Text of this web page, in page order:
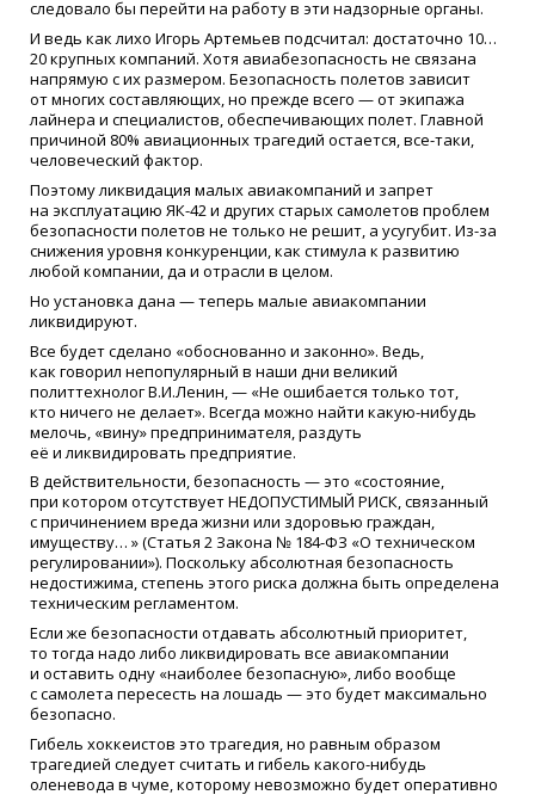
следовало бы перейти на работу в эти надзорные органы.
И ведь как лихо Игорь Артемьев подсчитал: достаточно 10…
20 крупных компаний. Хотя авиабезопасность не связана
напрямую с их размером. Безопасность полетов зависит
от многих составляющих, но прежде всего — от экипажа
лайнера и специалистов, обеспечивающих полет. Главной
причиной 80% авиационных трагедий остается, все-таки,
человеческий фактор.
Поэтому ликвидация малых авиакомпаний и запрет
на эксплуатацию ЯК-42 и других старых самолетов проблем
безопасности полетов не только не решит, а усугубит. Из-за
снижения уровня конкуренции, как стимула к развитию
любой компании, да и отрасли в целом.
Но установка дана — теперь малые авиакомпании
ликвидируют.
Все будет сделано «обоснованно и законно». Ведь,
как говорил непопулярный в наши дни великий
политтехнолог В.И.Ленин, — «Не ошибается только тот,
кто ничего не делает». Всегда можно найти какую-нибудь
мелочь, «вину» предпринимателя, раздуть
её и ликвидировать предприятие.
В действительности, безопасность — это «состояние,
при котором отсутствует НЕДОПУСТИМЫЙ РИСК, связанный
с причинением вреда жизни или здоровью граждан,
имуществу… »(Статья 2 Закона № 184-ФЗ «О техническом
регулировании»). Поскольку абсолютная безопасность
недостижима, степень этого риска должна быть определена
техническим регламентом.
Если же безопасности отдавать абсолютный приоритет,
то тогда надо либо ликвидировать все авиакомпании
и оставить одну «наиболее безопасную», либо вообще
с самолета пересесть на лошадь — это будет максимально
безопасно.
Гибель хоккеистов это трагедия, но равным образом
трагедией следует считать и гибель какого-нибудь
оленевода в чуме, которому невозможно будет оперативно